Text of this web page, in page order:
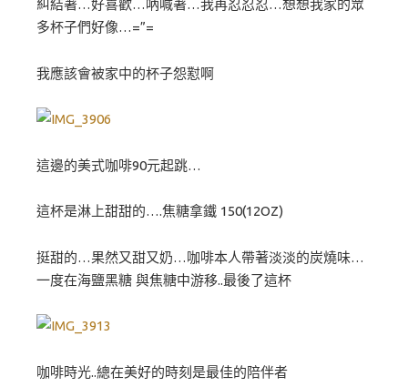
糾結著…好喜歡…吶喊著…我再忍忍忍…想想我家的眾
多杯子們好像…=”=
我應該會被家中的杯子怨懟啊
這邊的美式咖啡90元起跳…
這杯是淋上甜甜的….焦糖拿鐵 150(12OZ)
挺甜的…果然又甜又奶…咖啡本人帶著淡淡的炭燒味…
一度在海鹽黑糖 與焦糖中游移..最後了這杯
咖啡時光..總在美好的時刻是最佳的陪伴者